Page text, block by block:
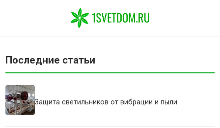
Последние статьи
Защита светильников от вибрации и пыли